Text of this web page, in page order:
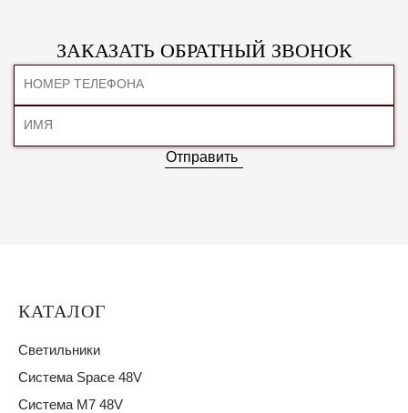
ЗАКАЗАТЬ ОБРАТНЫЙ ЗВОНОК
Отправить
КАТАЛОГ
Светильники
Система Space 48V
Система M7 48V